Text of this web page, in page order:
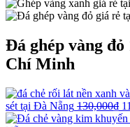
Đá ghép vàng
Chí Minh
sét tại Đà Nẵng 130,000₫